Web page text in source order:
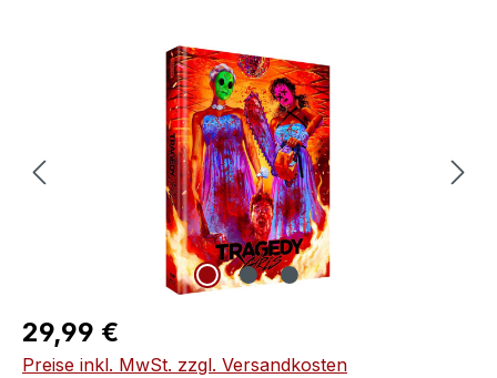
Bildergalerie überspringen
Regulärer Preis:
29,99 €
Preise inkl. MwSt. zzgl. Versandkosten